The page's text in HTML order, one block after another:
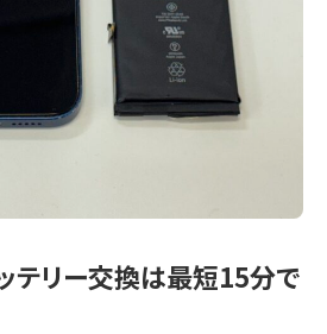
テリー交換は最短15分で